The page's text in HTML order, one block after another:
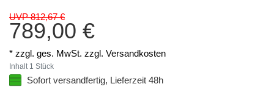
UVP 812,67 €
789,00 €
* zzgl. ges. MwSt. zzgl. Versandkosten
Inhalt 1 Stück
Sofort versandfertig, Lieferzeit 48h